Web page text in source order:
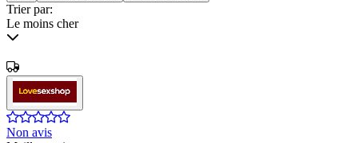
Trier par:
Le moins cher
Non avis